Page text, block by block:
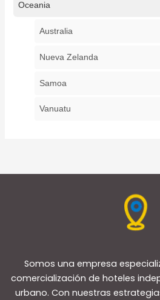
Oceania
Australia
Nueva Zelanda
Samoa
Vanuatu
Somos una empresa
comercialización de hoteles
urbano. Con nuestras